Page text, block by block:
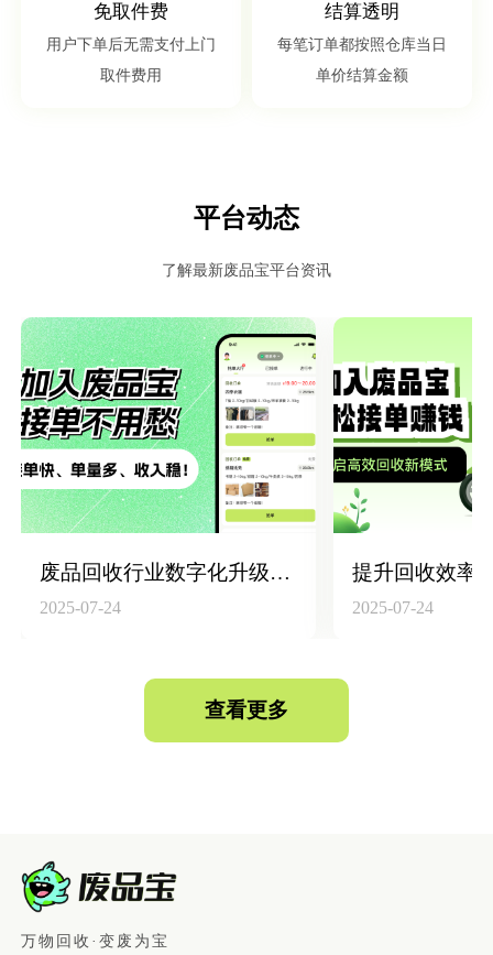
免取件费
用户下单后无需支付上门
取件费用
结算透明
每笔订单都按照仓库当日
单价结算金额
平台动态
了解最新废品宝平台资讯
废品回收行业数字化升级：构建“回收员+平台+仓库”高效联动体系
2025-07-24 2025-07-24
查看更多
万物回收·变废为宝